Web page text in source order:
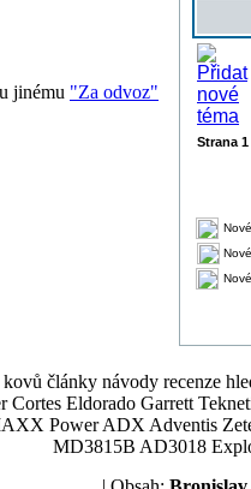
jinému "Za odvoz"
Strana 1
články návody recenze
Cortes Eldorado Garrett
Power ADX Adventis
MD3815B AD3018